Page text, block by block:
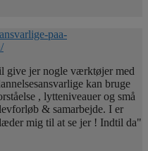
paa-
give jer nogle værktøjer med
kan bruge
, lytteniveauer og små
& samarbejde. I er
mig til at se jer ! Indtil da"